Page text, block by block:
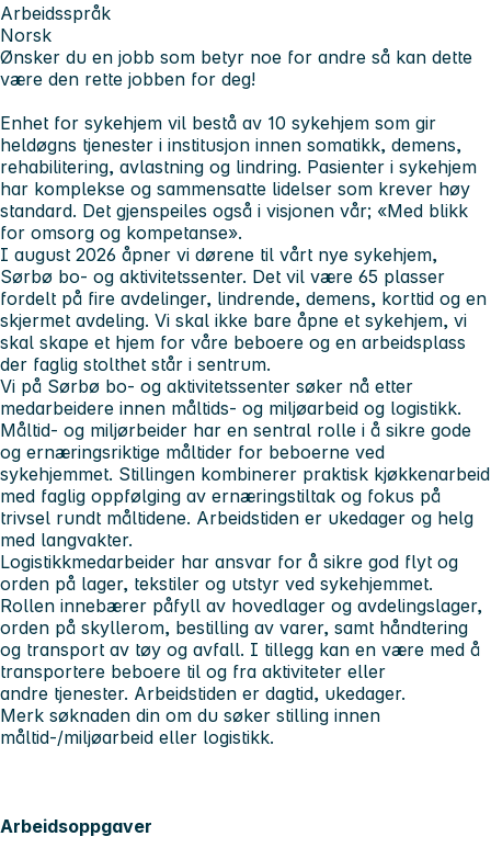
Arbeidsspråk
Norsk
Ønsker du en jobb som betyr noe for andre så kan dette
være den rette jobben for deg!
Enhet for sykehjem vil bestå av 10 sykehjem som gir
heldøgns tjenester i institusjon innen somatikk, demens,
rehabilitering, avlastning og lindring. Pasienter i sykehjem
har komplekse og sammensatte lidelser som krever høy
standard. Det gjenspeiles også i visjonen vår; «Med blikk
for omsorg og kompetanse».
I august 2026 åpner vi dørene til vårt nye sykehjem,
Sørbø bo- og aktivitetssenter. Det vil være 65 plasser
fordelt på fire avdelinger, lindrende, demens, korttid og en
skjermet avdeling. Vi skal ikke bare åpne et sykehjem, vi
skal skape et hjem for våre beboere og en arbeidsplass
der faglig stolthet står i sentrum.
Vi på Sørbø bo- og aktivitetssenter søker nå etter
medarbeidere innen måltids- og miljøarbeid og logistikk.
Måltid- og miljørbeider har en sentral rolle i å sikre gode
og ernæringsriktige måltider for beboerne ved
sykehjemmet. Stillingen kombinerer praktisk kjøkkenarbeid
med faglig oppfølging av ernæringstiltak og fokus på
trivsel rundt måltidene. Arbeidstiden er ukedager og helg
med langvakter.
Logistikkmedarbeider har ansvar for å sikre god flyt og
orden på lager, tekstiler og utstyr ved sykehjemmet.
Rollen innebærer påfyll av hovedlager og avdelingslager,
orden på skyllerom, bestilling av varer, samt håndtering
og transport av tøy og avfall. I tillegg kan en være med å
transportere beboere til og fra aktiviteter eller
andre tjenester. Arbeidstiden er dagtid, ukedager.
Merk søknaden din om du søker stilling innen
måltid-/miljøarbeid eller logistikk.
Arbeidsoppgaver